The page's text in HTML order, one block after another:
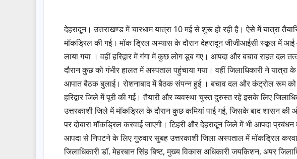
देहरादून। उत्तराखण्ड में चारधाम यात्रा 10 मई से शुरू हो रही है। ऐसे में यात्रा
मॉकड्रिल की गई। मॉक ड्रिल अभ्यास के दौरान देहरादून जीजीआईसी स्कूल में
लाया गया । वहीं हरिद्वार में गंगा में कुछ लोग डूब गए। आपदा और बचाव राहत दल
दौरान कुछ को गंभीर हालत में अस्पताल पहुंचाया गया। वहीं जिलाधिकारी ने
आपात बैठक बुलाई। रोशनाबाद में बैठक संपन्न हुई । बचाव दल और कंट्रोल रूम को
हरिद्वार जिले में पूरी की गई। तैयारी और व्यवस्था चुस्त दुरुस्त रहे इसके लिए
उत्तरकाशी जिले में मॉकड्रिल के दौरान कुछ कमियां पाई गई, जिसके बाद शासन
पर दोबारा मॉकड्रिल करवाई जाएगी। टिहरी और देहरादून जिले में भी आपदा
आपदा से निपटने के लिए गुरुवार सुबह उत्तरकाशी जिला अस्पताल में मॉकड्रिल
जिलाधिकारी डॉ. मेहरबान सिंह बिष्ट, मुख्य विकास अधिकारी जयकिशन, अपर